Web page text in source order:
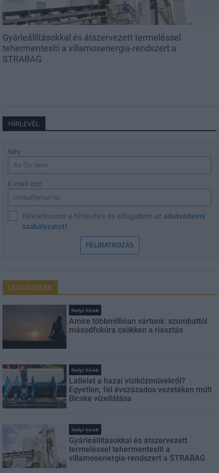
Gyárleállításokkal és átszervezett termeléssel
tehermentesíti a villamosenergia-rendszert a
STRABAG
HÍRLEVÉL
Név
E-mail cím
Feliratkozom a hírlevélre és elfogadom az adatvédelmi
szabályzatot!
FELIRATKOZÁS
LEGFRISSEBB
Helyi hírek
Amire többmillióan vártunk: szombattól
másodfokúra csökken a riasztás
Helyi hírek
Látlelet a hazai víziközművekről?
Egyetlen, fél évszázados vezetéken múlt
Bicske vízellátása
Helyi hírek
Gyárleállításokkal és átszervezett
termeléssel tehermentesíti a
villamosenergia-rendszert a STRABAG